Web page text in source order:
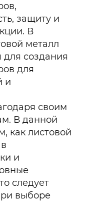
защиту и
В
металл
для создания
для
и
своим
В данной
как листовой
и
следует
выборе